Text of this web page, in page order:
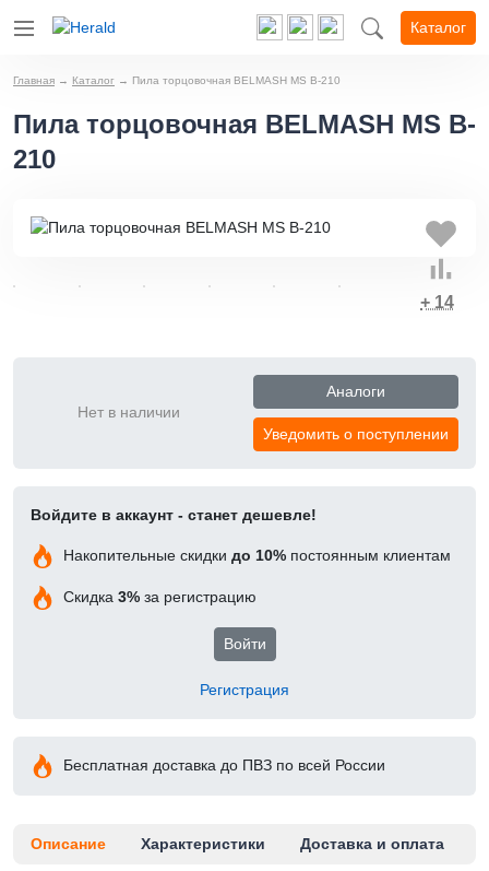
Каталог
Главная → Каталог → Пила торцовочная BELMASH MS B-210
Пила торцовочная BELMASH MS B-
210
+ 14
Нет в наличии
Аналоги
Уведомить о поступлении
Войдите в аккаунт - станет дешевле!
Накопительные скидки до 10% постоянным клиентам
Скидка 3% за регистрацию
Войти
Регистрация
Бесплатная доставка до ПВЗ по всей России
Описание Характеристики Доставка и оплата